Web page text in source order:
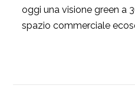
oggi una visione green a
spazio commerciale